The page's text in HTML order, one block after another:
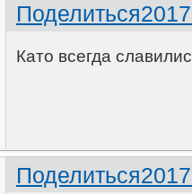
Поделиться
Като всегда
Поделиться